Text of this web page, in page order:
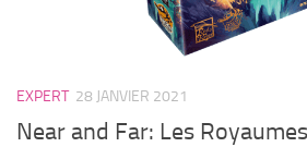
EXPERT 28 JANVIER 2021
Near and Far: Les